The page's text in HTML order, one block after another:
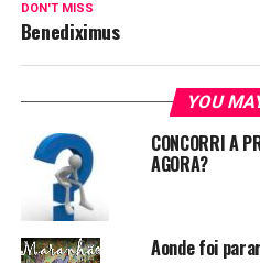
DON'T MISS
Benediximus
YOU
CONCORRI A
AGORA?
Aonde foi